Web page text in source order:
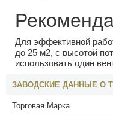
Для эффективной
до 25 м2, с высотой
использовать один
ЗАВОДСКИЕ ДАННЫЕ О
Торговая Марка